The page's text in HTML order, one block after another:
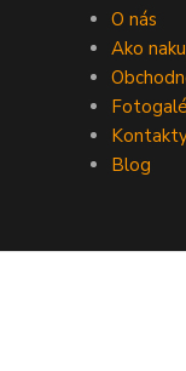
O nás
Ako
Blog